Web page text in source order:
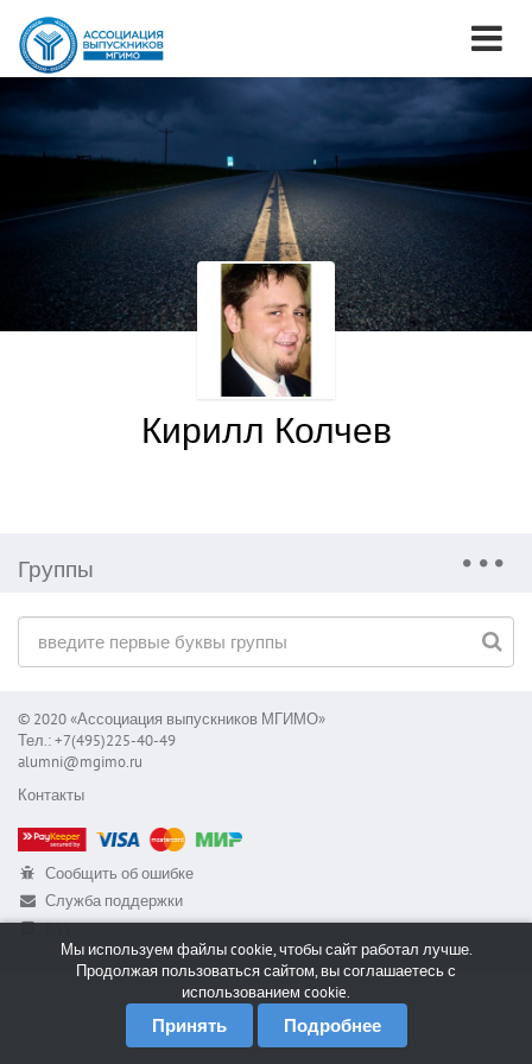
Кирилл Колчев
Группы
© 2020 «Ассоциация выпускников МГИМО»
Тел.: +7(495)225-40-49
alumni@mgimo.ru
Контакты
Сообщить об ошибке
Служба поддержки
RSS
Мы используем файлы cookie, чтобы сайт работал лучше.
Продолжая пользоваться сайтом, вы соглашаетесь с
использованием cookie.
Принять Подробнее